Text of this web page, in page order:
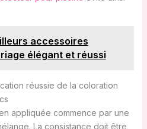
accessoires
élégant et réussi
réussie de la coloration
appliquée commence par une
La consistance doit être